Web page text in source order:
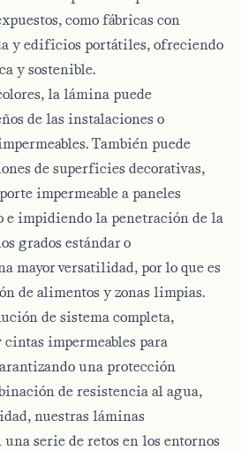
como fábricas con
y edificios portátiles, ofreciendo
y sostenible.
la lámina puede
de las instalaciones o
También puede
de superficies decorativas,
impermeable a paneles
e impidiendo la penetración de la
grados estándar o
mayor versatilidad, por lo que es
de alimentos y zonas limpias.
de sistema completa,
cintas impermeables para
una protección
de resistencia al agua,
nuestras láminas
una serie de retos en los entornos